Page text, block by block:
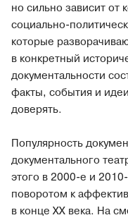
но сильно зависит от
социально-
которые
в конкретный
документальности
факты, события и
доверять.
Популярность
документального
этого в 2000-е и
поворотом к
в конце XX века. На